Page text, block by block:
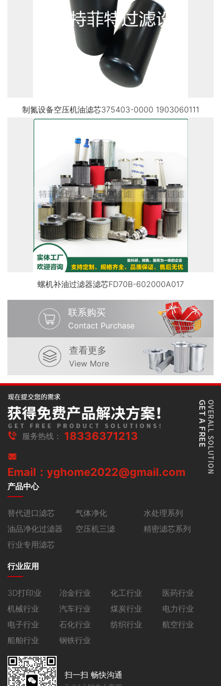
制氮设备空压机油滤芯375403-0000 1903060111
螺机补油过滤器滤芯FD70B-602000A017
联系购买
Contact Purchase
查看更多
View More
服务热线： 18336371213
Email：yghome2022@gmail.com
产品中心
替代进口滤芯 气体净化
水处理系列
油品净化过滤器
空压机三滤
精密滤芯系列
行业专用滤芯
行业应用
3D打印业 冶金行业 化工行业
医药行业
机械行业
汽车行业 煤炭行业
电力行业
电子行业
石化行业 纺织行业
航空行业
船舶行业
钢铁行业
扫一扫 畅快沟通